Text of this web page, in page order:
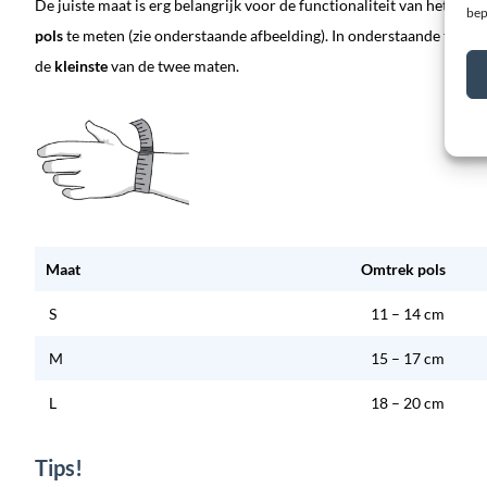
De juiste maat is erg belangrijk voor de functionaliteit van het
polste meten (zie onderstaande afbeelding). In onderstaande
de kleinstevan de twee maten.
Maat Omtrek pols
S 11 – 14 cm
M 15 – 17 cm
L 18 – 20 cm
Tips!